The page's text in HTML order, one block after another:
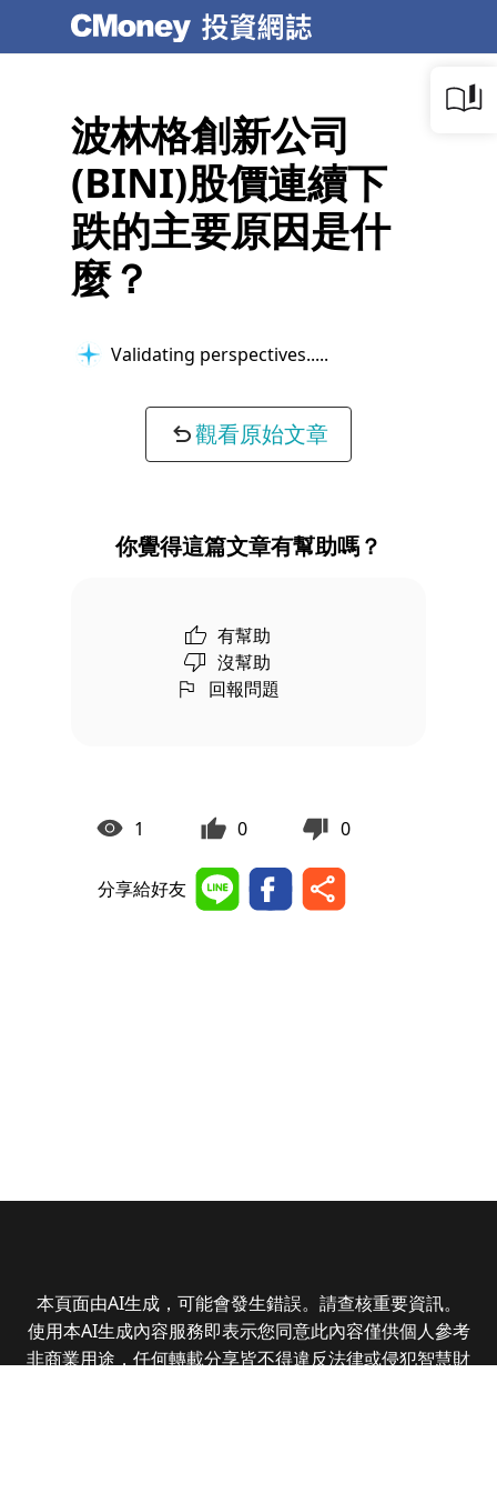
波林格創新公司
(BINI)股價連續下
跌的主要原因是什
麼？
Validating perspectives...
觀看原始文章
你覺得這篇文章有幫助嗎？
有幫助
沒幫助
回報問題
1 0 0
分享給好友
本頁面由AI生成，可能會發生錯誤。請查核重要資訊。
使用本AI生成內容服務即表示您同意此內容僅供個人參考
非商業用途，任何轉載分享皆不得違反法律或侵犯智慧財